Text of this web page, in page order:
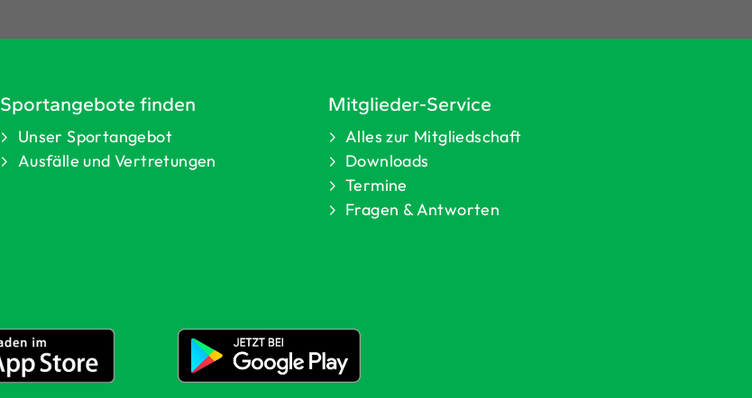
Sportangebote finden
Unser Sportangebot
Ausfälle und Vertretungen
Mitglieder-Service
Alles zur Mitgliedschaft
Downloads
Termine
Fragen & Antworten